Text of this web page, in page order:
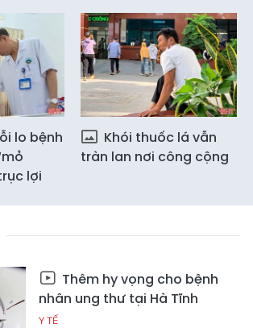
lo bệnh
lợi
Khói thuốc lá vẫn
tràn lan nơi công cộng
Thêm hy vọng cho bệnh
nhân ung thư tại Hà Tĩnh
Y TẾ